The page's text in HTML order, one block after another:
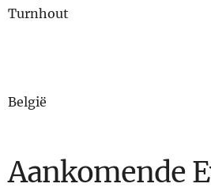
Turnhout
België
Aankomende